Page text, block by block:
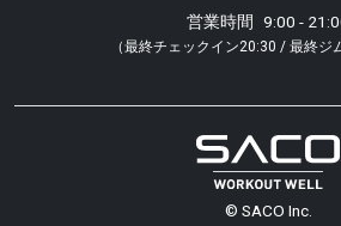
営業時間
9:00 -
（最終チェックイン20:30 / 最終ジ
© SACO Inc.